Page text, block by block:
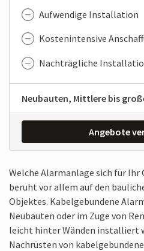
Aufwendige Installation
Kostenintensive
Nachträgliche
Neubauten, Mittlere bis
Angebote
Welche Alarmanlage sich für Ihr
beruht vor allem auf den
Objektes. Kabelgebundene
Neubauten oder im Zuge von
leicht hinter Wänden installiert
Nachrüsten von